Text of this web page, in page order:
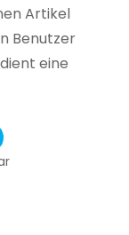
Artikel
Benutzer
eine
zu